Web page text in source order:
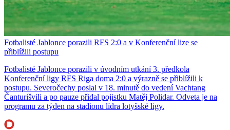
Fotbalisté Jablonce porazili RFS 2:0 a v Konferenční lize se
přiblížili postupu
Fotbalisté Jablonce porazili v úvodním utkání 3. předkola
Konferenční ligy RFS Riga doma 2:0 a výrazně se přiblížili k
postupu. Severočechy poslal v 18. minutě do vedení Vachtang
Čanturišvili a po pauze přidal pojistku Matěj Polidar. Odveta je na
programu za týden na stadionu lídra lotyšské ligy.